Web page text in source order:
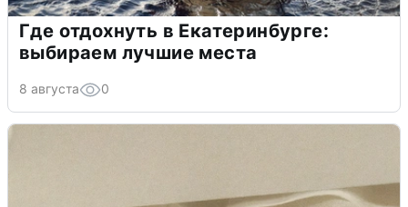
Где отдохнуть в Екатеринбурге:
выбираем лучшие места
8 августа 0